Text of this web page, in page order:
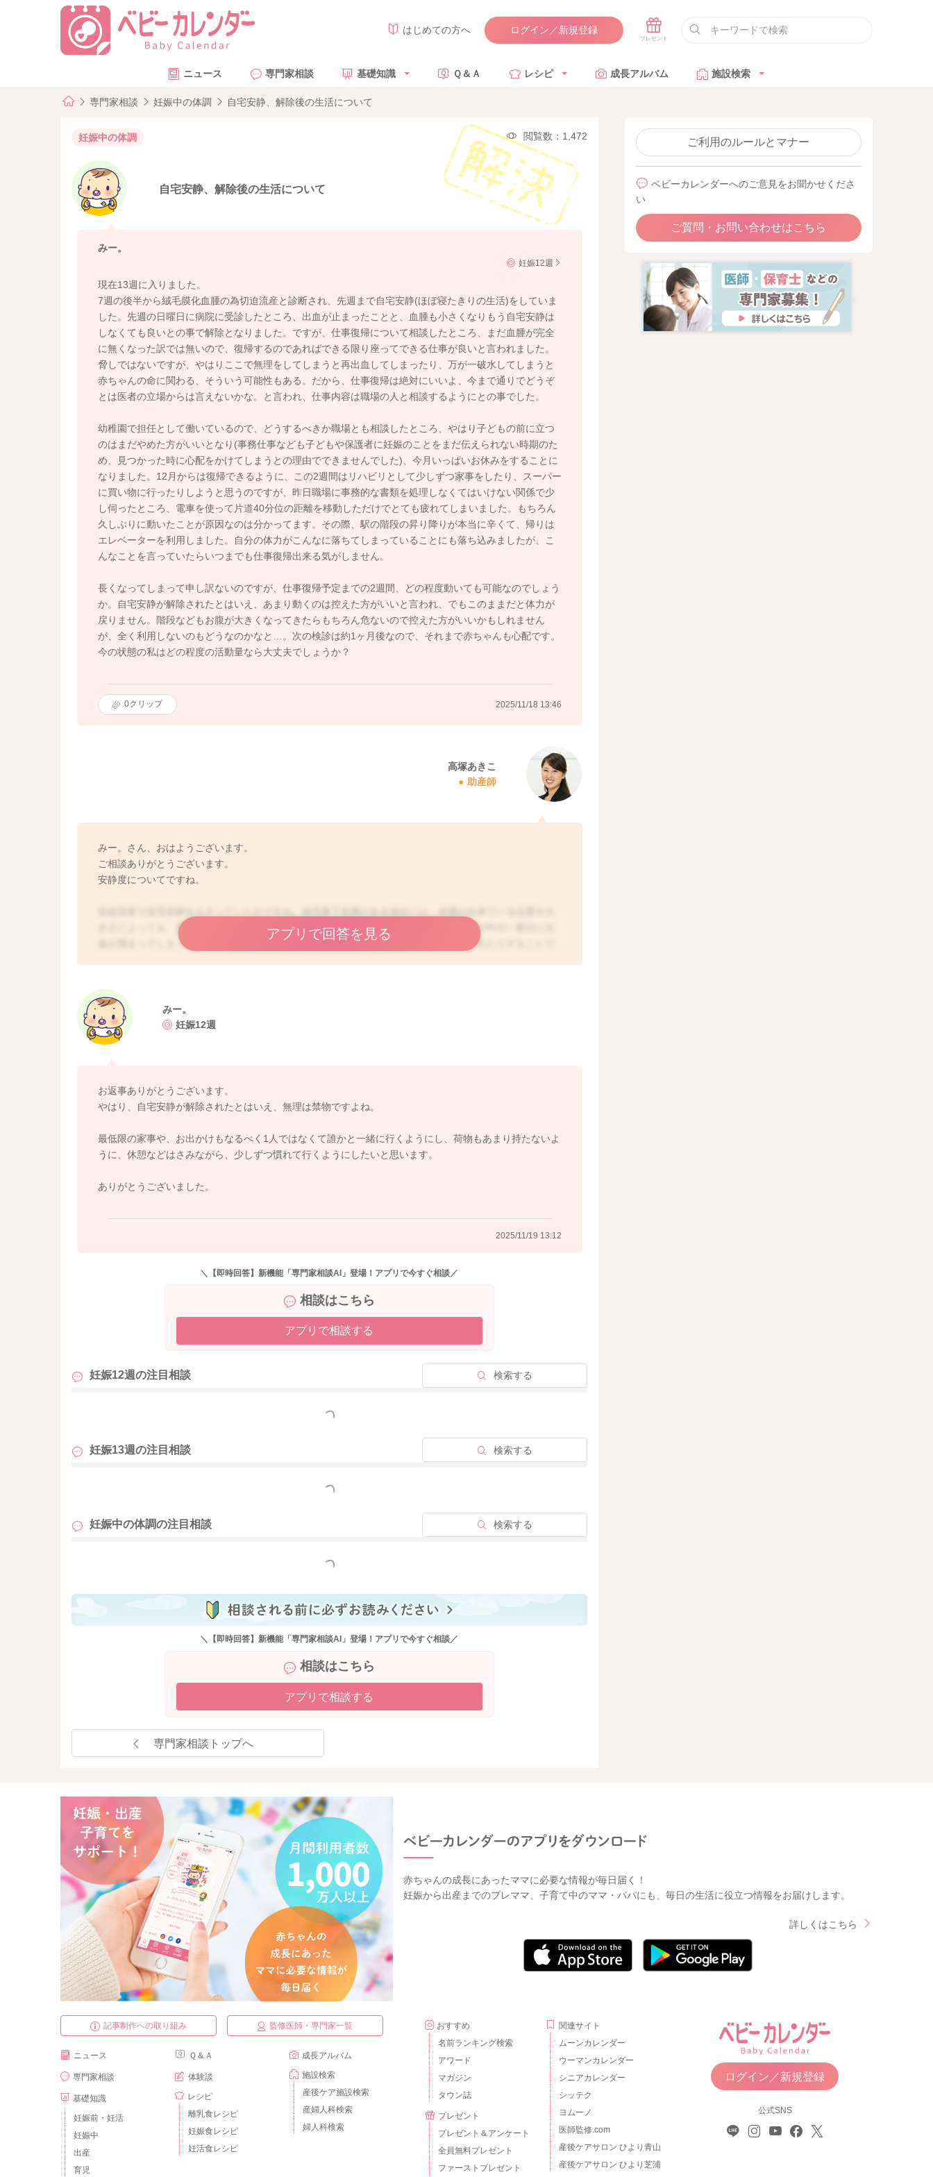
はじめての方へ ログイン／新規登録
ニュース 専門家相談 基礎知識 Ｑ＆Ａ レシピ 成長アルバム 施設検索
専門家相談 妊娠中の体調 自宅安静、解除後の生活について
妊娠中の体調 閲覧数：1,472
自宅安静、解除後の生活について
みー。
妊娠12週
現在13週に入りました。
7週の後半から絨毛膜化血腫の為切迫流産と診断され、先週まで自宅安静(ほぼ寝たきりの生活)をしていま
した。先週の日曜日に病院に受診したところ、出血が止まったことと、血腫も小さくなりもう自宅安静は
しなくても良いとの事で解除となりました。ですが、仕事復帰について相談したところ、まだ血腫が完全
に無くなった訳では無いので、復帰するのであればできる限り座ってできる仕事が良いと言われました。
脅しではないですが、やはりここで無理をしてしまうと再出血してしまったり、万が一破水してしまうと
赤ちゃんの命に関わる、そういう可能性もある。だから、仕事復帰は絶対にいいよ、今まで通りでどうぞ
とは医者の立場からは言えないかな。と言われ、仕事内容は職場の人と相談するようにとの事でした。
幼稚園で担任として働いているので、どうするべきか職場とも相談したところ、やはり子どもの前に立つ
のはまだやめた方がいいとなり(事務仕事なども子どもや保護者に妊娠のことをまだ伝えられない時期のた
め、見つかった時に心配をかけてしまうとの理由でできませんでした)、今月いっぱいお休みをすることに
なりました。12月からは復帰できるように、この2週間はリハビリとして少しずつ家事をしたり、スーパー
に買い物に行ったりしようと思うのですが、昨日職場に事務的な書類を処理しなくてはいけない関係で少
し伺ったところ、電車を使って片道40分位の距離を移動しただけでとても疲れてしまいました。もちろん
久しぶりに動いたことが原因なのは分かってます。その際、駅の階段の昇り降りが本当に辛くて、帰りは
エレベーターを利用しました。自分の体力がこんなに落ちてしまっていることにも落ち込みましたが、こ
んなことを言っていたらいつまでも仕事復帰出来る気がしません。
長くなってしまって申し訳ないのですが、仕事復帰予定までの2週間、どの程度動いても可能なのでしょう
か。自宅安静が解除されたとはいえ、あまり動くのは控えた方がいいと言われ、でもこのままだと体力が
戻りません。階段などもお腹が大きくなってきたらもちろん危ないので控えた方がいいかもしれません
が、全く利用しないのもどうなのかなと…。次の検診は約1ヶ月後なので、それまで赤ちゃんも心配です。
今の状態の私はどの程度の活動量なら大丈夫でしょうか？
0クリップ 2025/11/18 13:46
高塚あきこ
助産師
みー。さん、おはようございます。
ご相談ありがとうございます。
安静度についてですね。
きさによっても、安静度や期間が異なるかと思います。絨毛膜下血腫の場合には、子宮の中の一部分に出
血が溜まってしまっている状態であり、その溜まっている出血が排出されたり、吸収されたりすることで
を待つという方法になることが多いように思います。今は常に横になっているほど安静にはなさらなくて
もいいのだと思いますが、やはり重いものを持ったり、たくさん歩いたり、お腹に負荷がかかるようなこ
とは極力避けられた方が安心と思いますよ。実際に拝見していませんので、もし詳細な安静度についてご
確認されたい場合には、おかかりつけの産院でご確認いただく方が安心かもしれませんね。
アプリで回答を見る
みー。
妊娠12週
お返事ありがとうございます。
やはり、自宅安静が解除されたとはいえ、無理は禁物ですよね。
最低限の家事や、お出かけもなるべく1人ではなくて誰かと一緒に行くようにし、荷物もあまり持たないよ
うに、休憩などはさみながら、少しずつ慣れて行くようにしたいと思います。
ありがとうございました。
2025/11/19 13:12
＼【即時回答】新機能「専門家相談AI」登場！アプリで今すぐ相談／
相談はこちら
アプリで相談する
妊娠12週の注目相談 検索する
もっと見る
妊娠13週の注目相談 検索する
もっと見る
妊娠中の体調の注目相談 検索する
もっと見る
＼【即時回答】新機能「専門家相談AI」登場！アプリで今すぐ相談／
相談はこちら
アプリで相談する
専門家相談トップへ
ご利用のルールとマナー
ベビーカレンダーへのご意見をお聞かせくださ
い
ご質問・お問い合わせはこちら
赤ちゃんの成長にあったママに必要な情報が毎日届く！
妊娠から出産までのプレママ、子育て中のママ・パパにも、毎日の生活に役立つ情報をお届けします。
詳しくはこちら
記事制作への取り組み 監修医師・専門家一覧
ニュース
専門家相談
基礎知識
妊娠前・妊活
妊娠中
出産
育児
Ｑ＆Ａ
体験談
レシピ
離乳食レシピ
妊娠食レシピ
妊活食レシピ
成長アルバム
施設検索
産後ケア施設検索
産婦人科検索
婦人科検索
おすすめ
名前ランキング検索
アワード
マガジン
タウン誌
プレゼント
プレゼント＆アンケート
全員無料プレゼント
ファーストプレゼント
関連サイト
ムーンカレンダー
ウーマンカレンダー
シニアカレンダー
シッテク
ヨムーノ
医師監修.com
産後ケアサロン ひより青山
産後ケアサロン ひより芝浦
ログイン／新規登録
公式SNS